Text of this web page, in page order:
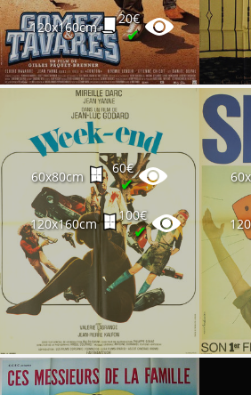
120x160cm
20€
✔
60x80cm
60€
✔
120x160cm
100€
✔